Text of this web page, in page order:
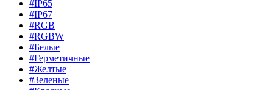
#IP65
#IP67
#RGB
#RGBW
#Белые
#Герметичные
#Желтые
#Зеленые